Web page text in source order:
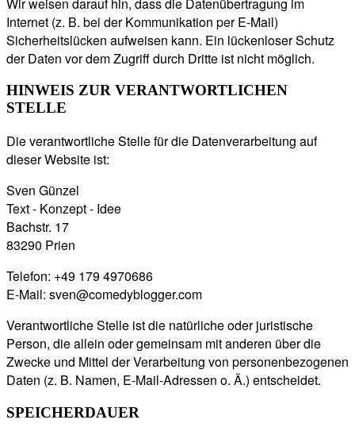
Internet (z. B. bei der Kommunikation per E-Mail)
Sicherheitslücken aufweisen kann. Ein lückenloser Schutz
der Daten vor dem Zugriff durch Dritte ist nicht möglich.
HINWEIS ZUR VERANTWORTLICHEN
STELLE
Die verantwortliche Stelle für die Datenverarbeitung auf
dieser Website ist:
Sven Günzel
Text - Konzept - Idee
Bachstr. 17
83290 Prien
Telefon: ‭+49 179 4970686‬
E-Mail: sven@comedyblogger.com
Verantwortliche Stelle ist die natürliche oder juristische
Person, die allein oder gemeinsam mit anderen über die
Zwecke und Mittel der Verarbeitung von personenbezogenen
Daten (z. B. Namen, E-Mail-Adressen o. Ä.) entscheidet.
SPEICHERDAUER